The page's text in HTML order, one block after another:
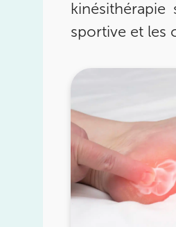
sportive et les
Prendre
équipesde
vous avec
le
IK PARIS 16 –